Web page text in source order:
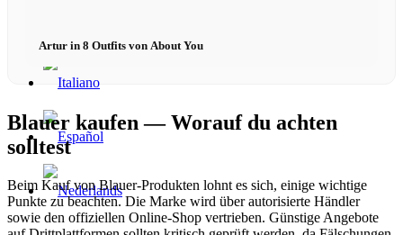
Artur in 8 Outfits von About You
Blauer kaufen — Worauf du achten
solltest
Beim Kauf von Blauer-Produkten lohnt es sich, einige wichtige
Punkte zu beachten. Die Marke wird über autorisierte Händler
sowie den offiziellen Online-Shop vertrieben. Günstige Angebote